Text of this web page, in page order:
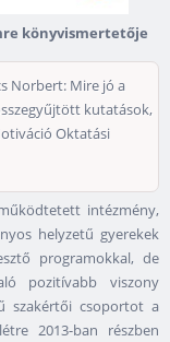
könyvismertetője
Norbert: Mire jó a
kutatások,
Oktatási
intézmény,
helyzetű gyerekek
programokkal, de
pozitívabb viszony
szakértői csoportot a
2013-ban részben